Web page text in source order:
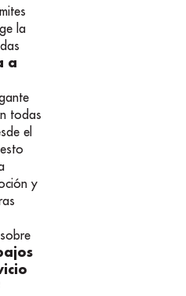
la
a
todas
el
y